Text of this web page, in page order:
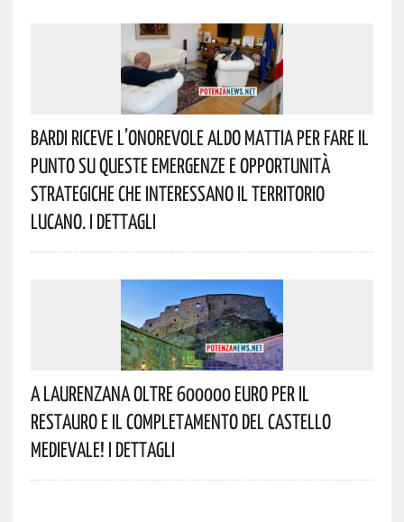
Bardi Riceve L’onorevole Aldo Mattia Per Fare Il
Punto Su Queste Emergenze E Opportunità
Strategiche Che Interessano Il Territorio
Lucano. I Dettagli
A Laurenzana Oltre 600000 Euro Per Il
Restauro E Il Completamento Del Castello
Medievale! I Dettagli